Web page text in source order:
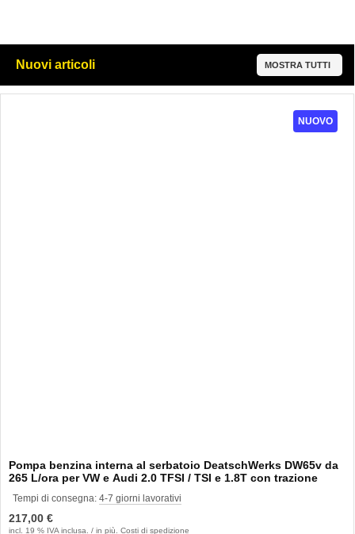
Nuovi articoli MOSTRA TUTTI
NUOVO
Pompa benzina interna al serbatoio DeatschWerks DW65v da
265 L/ora per VW e Audi 2.0 TFSI / TSI e 1.8T con trazione
Tempi di consegna: 4-7 giorni lavorativi
217,00 €
incl. 19 % IVA inclusa. / in più. Costi di spedizione